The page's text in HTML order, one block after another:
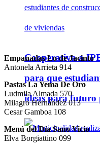
Cooperativa a
para que
ideas para futuro
Empanadas Lo de Jacinto
Antonela Arrieta 914
Pastas La Yema De Oro
Ludmila Almada 570
Milagro Hernández 013
Cesar Gamboa 108
Menú del Día Sano Vicio
Elva Borgiattino 099